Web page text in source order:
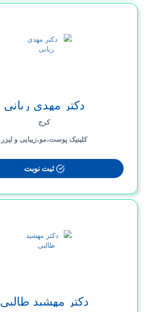
دکتر مهدی ربانی
کرج
کلینیک پوست،مو،زیبایی و لیزر
ثبت نوبت
دکتر مهشید طالبی